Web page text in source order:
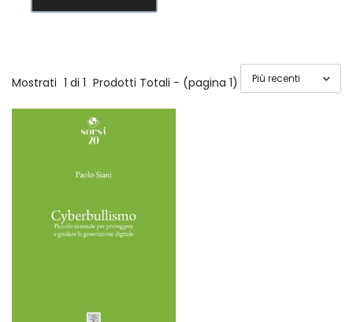
Mostrati 1 di 1 Prodotti Totali - (pagina 1)